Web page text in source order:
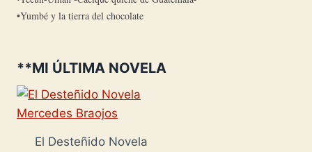
Yumbé y la tierra del chocolate
**MI ÚLTIMA NOVELA
El Desteñido Novela